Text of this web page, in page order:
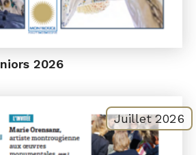
2026
Juillet 2026